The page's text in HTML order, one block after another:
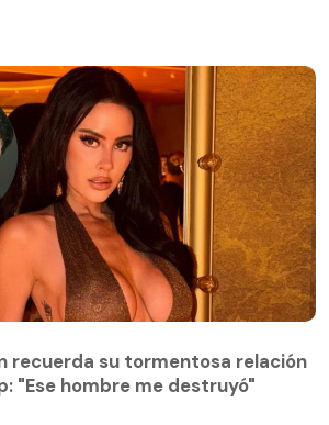
"Ese hombre me destruyó"
recuerda su tormentosa relación
"Ese hombre me destruyó"